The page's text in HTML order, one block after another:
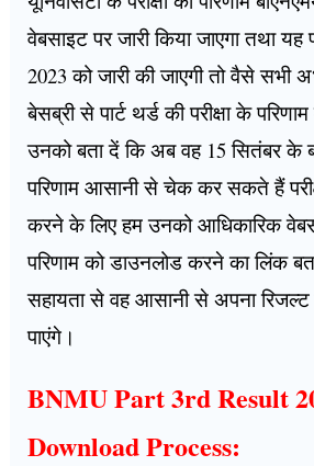
वेबसाइट पर जारी किया जाएगा तथा यह
2023 को जारी की जाएगी तो वैसे सभी
बेसब्री से पार्ट थर्ड की परीक्षा के
उनको बता दें कि अब वह 15 सितंबर के
परिणाम आसानी से चेक कर सकते हैं
करने के लिए हम उनको आधिकारिक
परिणाम को डाउनलोड करने का लिंक
सहायता से वह आसानी से अपना
पाएंगे।
BNMU Part 3rd Result
Download Process: